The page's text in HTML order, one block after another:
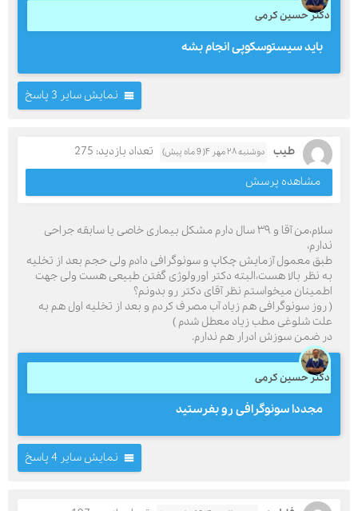
دکتر حسین کرمی
باید سیستوسکوپی انجام بشه
نمایش سایر 3 پاسخ
طیب دوشنبه ۲۸ مهر ۴( 9 ماه پیش)
تعداد بازدید: 275
مشاهده پرسش
سلام،من آقا و ۳۹ سال دارم مشکل بیماری خاصی یا سابقه جراحی
ندارم،
طبق معمول آزمایش چکاپ و سونوگرافی دادم ولی حجم بعد از تخلیه
به نظر بالا هست،البته دکتر اورولوژی گفتن طبیعی هست ولی جهت
اطمینان میخواستم نظر آقای دکتر رو بدونم؟
( روز سونوگرافی هم زیاد آب مصرف کردم و بعد از تخلیه اول هم به
علت شلوغی مطب زیاد معطل شدم )
در ضمن سوزش ادرار هم ندارم.
دکتر حسین کرمی
مجددا سونوگرافی رو بفرستید
نمایش سایر 4 پاسخ